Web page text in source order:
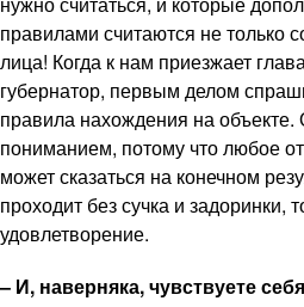
правилами считаются не только
лица! Когда к нам приезжает
губернатор, первым делом
правила нахождения на объекте.
пониманием, потому что любое
может сказаться на конечном
проходит без сучка и задоринки,
удовлетворение.
– И, наверняка, чувствуете